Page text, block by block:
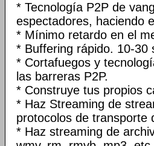
* Tecnología P2P de
espectadores, haciendo
* Mínimo retardo en el
* Buffering rápido. 10-30
* Cortafuegos y
las barreras P2P.
* Construye tus propios
* Haz Streaming de
protocolos de
* Haz streaming de